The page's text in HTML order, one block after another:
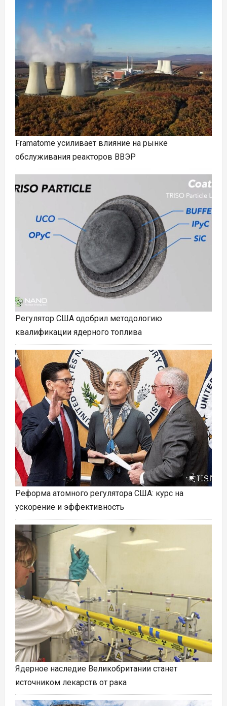
Framatome усиливает влияние на рынке
обслуживания реакторов ВВЭР
Регулятор США одобрил методологию
квалификации ядерного топлива
Реформа атомного регулятора США: курс на
ускорение и эффективность
Ядерное наследие Великобритании станет
источником лекарств от рака